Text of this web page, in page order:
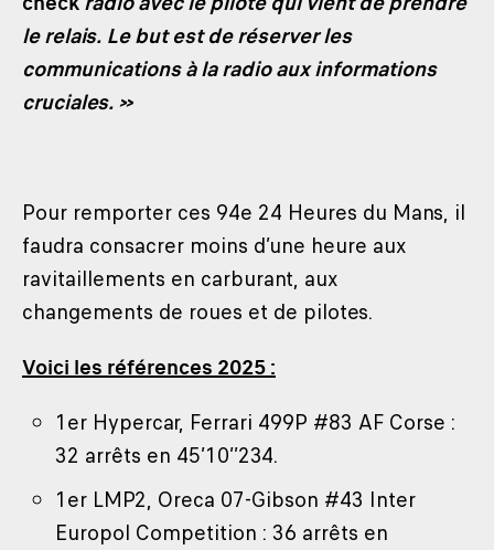
le relais. Le but est de réserver les
communications à la radio aux informations
cruciales. »
Pour remporter ces 94e 24 Heures du Mans, il
faudra consacrer moins d’une heure aux
ravitaillements en carburant, aux
changements de roues et de pilotes.
Voici les références 2025 :
1er Hypercar, Ferrari 499P #83 AF Corse :
32 arrêts en 45’10’’234.
1er LMP2, Oreca 07-Gibson #43 Inter
Europol Competition : 36 arrêts en